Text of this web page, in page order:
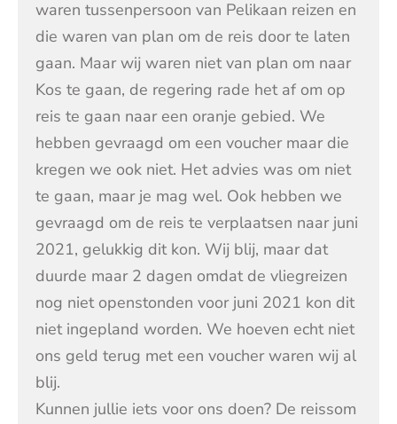
waren tussenpersoon van Pelikaan reizen en
die waren van plan om de reis door te laten
gaan. Maar wij waren niet van plan om naar
Kos te gaan, de regering rade het af om op
reis te gaan naar een oranje gebied. We
hebben gevraagd om een voucher maar die
kregen we ook niet. Het advies was om niet
te gaan, maar je mag wel. Ook hebben we
gevraagd om de reis te verplaatsen naar juni
2021, gelukkig dit kon. Wij blij, maar dat
duurde maar 2 dagen omdat de vliegreizen
nog niet openstonden voor juni 2021 kon dit
niet ingepland worden. We hoeven echt niet
ons geld terug met een voucher waren wij al
blij.
Kunnen jullie iets voor ons doen? De reissom